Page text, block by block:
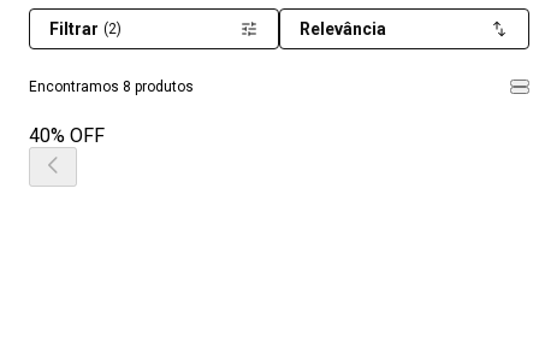
Encontramos 8 produtos
Filtrar (2) Relevância
40% OFF